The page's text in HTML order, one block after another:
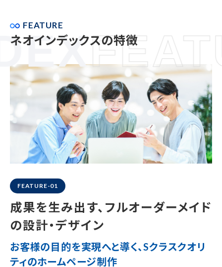
FEATURE
ネオインデックスの特徴
FEATURE-01
成果を生み出す、 フルオーダーメイド
の設計・デザイン
お客様の目的を実現へと導く、Sクラスクオリ
ティのホームページ制作